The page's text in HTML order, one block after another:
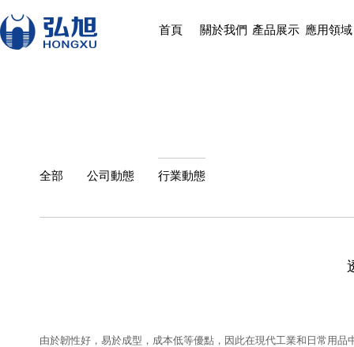
首頁 關於我們 產品展示 應用領域
全部 公司動態 行業動態
由於韌性好，易於成型，成本低等優點，因此在現代工業和日常用